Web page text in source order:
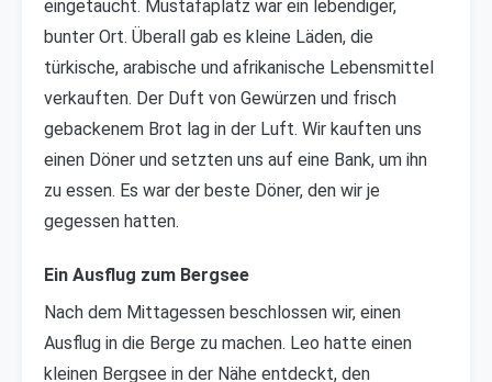
eingetaucht. Mustafaplatz war ein lebendiger,
bunter Ort. Überall gab es kleine Läden, die
türkische, arabische und afrikanische Lebensmittel
verkauften. Der Duft von Gewürzen und frisch
gebackenem Brot lag in der Luft. Wir kauften uns
einen Döner und setzten uns auf eine Bank, um ihn
zu essen. Es war der beste Döner, den wir je
gegessen hatten.
Ein Ausflug zum Bergsee
Nach dem Mittagessen beschlossen wir, einen
Ausflug in die Berge zu machen. Leo hatte einen
kleinen Bergsee in der Nähe entdeckt, den